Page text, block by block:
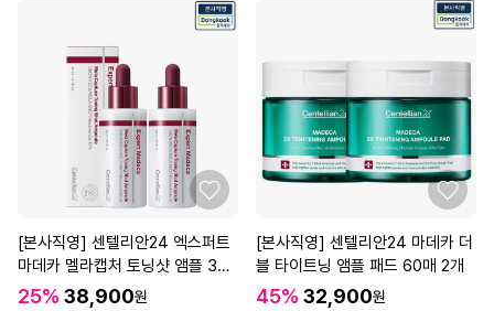
[본사직영] 센텔리안24 엑스퍼트
마데카 멜라캡처 토닝샷 앰플 30
ml 2개
25% 38,900원
[본사직영] 센텔리안24 마데카 더
블 타이트닝 앰플 패드 60매 2개
45% 32,900원